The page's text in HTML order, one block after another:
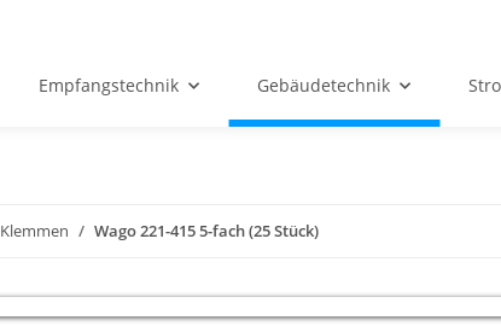
Empfangstechnik Gebäudetechnik
Klemmen Wago 221-415 5-fach (25 Stück)